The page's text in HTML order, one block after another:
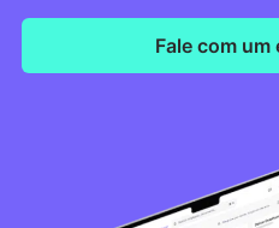
Fale com